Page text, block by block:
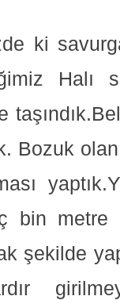
ki
Halı
Bozuk
bin metre
şekilde